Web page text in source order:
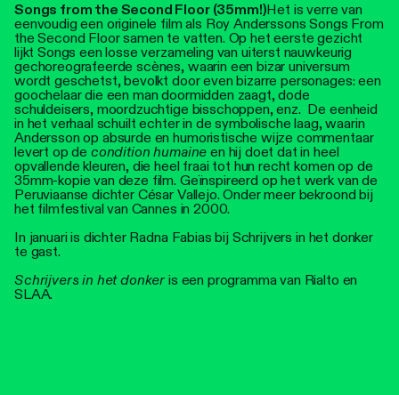
Songs from the Second Floor (35mm!)Het is verre van
eenvoudig een originele film als Roy Anderssons Songs From
the Second Floor samen te vatten. Op het eerste gezicht
lijkt Songs een losse verzameling van uiterst nauwkeurig
gechoreografeerde scènes, waarin een bizar universum
wordt geschetst, bevolkt door even bizarre personages: een
goochelaar die een man doormidden zaagt, dode
schuldeisers, moordzuchtige bisschoppen, enz. De eenheid
in het verhaal schuilt echter in de symbolische laag, waarin
Andersson op absurde en humoristische wijze commentaar
levert op de condition humaine en hij doet dat in heel
opvallende kleuren, die heel fraai tot hun recht komen op de
35mm-kopie van deze film. Geïnspireerd op het werk van de
Peruviaanse dichter César Vallejo. Onder meer bekroond bij
het filmfestival van Cannes in 2000.
In januari is dichter Radna Fabias bij Schrijvers in het donker
te gast.
Schrijvers in het donker is een programma van Rialto en
SLAA.